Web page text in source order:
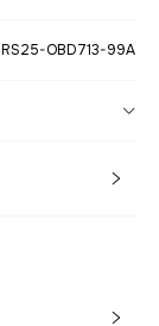
RS25-OBD713-99A